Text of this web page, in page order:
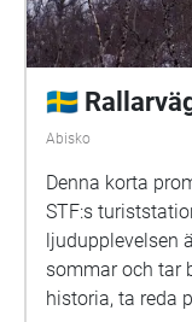
🇸🇪
Abisko
Denna korta
STF:s
ljudupplevelsen
sommar och tar
historia, ta reda